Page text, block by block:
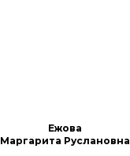
Ежова
Маргарита Руслановна